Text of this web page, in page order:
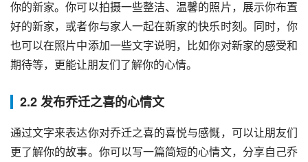
你的新家。你可以拍摄一些整洁、温馨的照片，展示你布置
好的新家，或者你与家人一起在新家的快乐时刻。同时，你
也可以在照片中添加一些文字说明，比如你对新家的感受和
期待等，更能让朋友们了解你的心情。
2.2 发布乔迁之喜的心情文
通过文字来表达你对乔迁之喜的喜悦与感慨，可以让朋友们
更了解你的故事。你可以写一篇简短的心情文，分享自己乔